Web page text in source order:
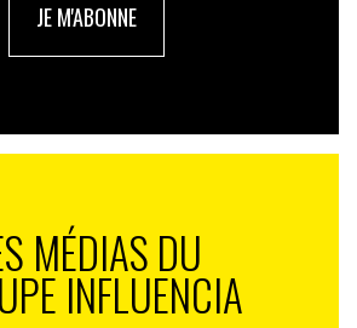
JE M'ABONNE
MÉDIAS DU
INFLUENCIA